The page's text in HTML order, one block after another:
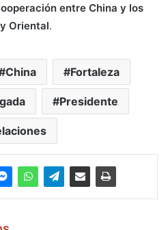
entre China y los
Oriental.
China Fortaleza
Presidente